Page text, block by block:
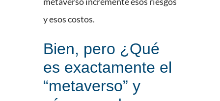
y esos costos.
Bien, pero ¿Qué
es exactamente el
“metaverso” y